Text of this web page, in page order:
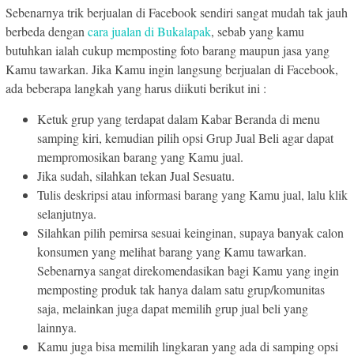
Sebenarnya trik berjualan di Facebook sendiri sangat mudah tak jauh
berbeda dengancara jualan di Bukalapak, sebab yang kamu
butuhkan ialah cukup memposting foto barang maupun jasa yang
Kamu tawarkan. Jika Kamu ingin langsung berjualan di Facebook,
ada beberapa langkah yang harus diikuti berikut ini :
Ketuk grup yang terdapat dalam Kabar Beranda di menu
samping kiri, kemudian pilih opsi Grup Jual Beli agar dapat
mempromosikan barang yang Kamu jual.
Jika sudah, silahkan tekan Jual Sesuatu.
Tulis deskripsi atau informasi barang yang Kamu jual, lalu klik
selanjutnya.
Silahkan pilih pemirsa sesuai keinginan, supaya banyak calon
konsumen yang melihat barang yang Kamu tawarkan.
Sebenarnya sangat direkomendasikan bagi Kamu yang ingin
memposting produk tak hanya dalam satu grup/komunitas
saja, melainkan juga dapat memilih grup jual beli yang
lainnya.
Kamu juga bisa memilih lingkaran yang ada di samping opsi